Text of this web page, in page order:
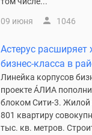
09 июня 1046
Астерус расширяет
бизнес-класса в
Линейка корпусов
проекте ÁЛИА
блоком Сити-3. Жилой
801 квартиру
тыс. кв. метров.